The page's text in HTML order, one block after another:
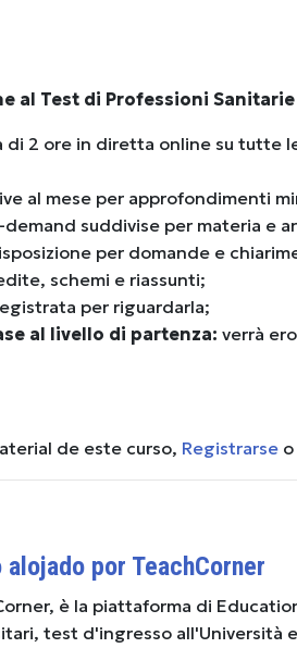
al Test di Professioni Sanitarie
di 2 ore in diretta online su tutte
al mese per approfondimenti
suddivise per materia e
per domande e
schemi e riassunti;
per riguardarla;
al livello di partenza: verrà
de este curso, Registrarse o
alojado por TeachCorner
è la piattaforma di
test d'ingresso all'Università